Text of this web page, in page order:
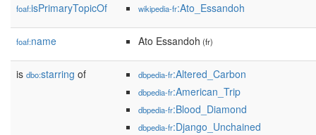
foaf:isPrimaryTopicOf wikipedia-fr:Ato_Essandoh
foaf:name Ato Essandoh (fr)
is dbo:starring of dbpedia-fr:Altered_Carbon
dbpedia-fr:American_Trip
dbpedia-fr:Blood_Diamond
dbpedia-fr:Django_Unchained